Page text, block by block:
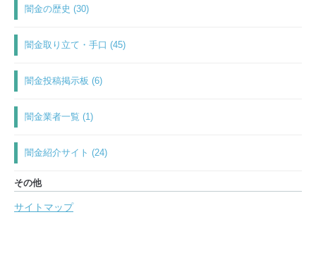
闇金の歴史 (30)
闇金取り立て・手口 (45)
闇金投稿掲示板 (6)
闇金業者一覧 (1)
闇金紹介サイト (24)
その他
サイトマップ